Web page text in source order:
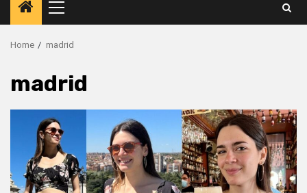
Primary
Menu
Home madrid
madrid